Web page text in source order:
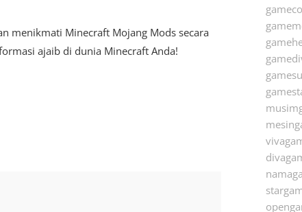
menikmati Minecraft Mojang Mods secara
ajaib di dunia Minecraft Anda!